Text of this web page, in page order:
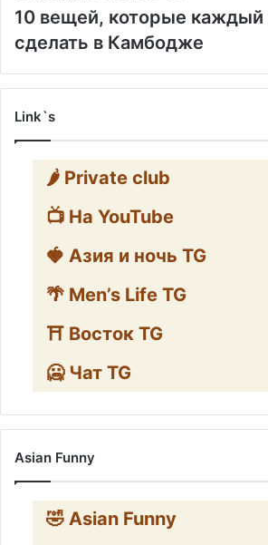
10 вещей, которые
сделать в Камбодже
Link`s
🌶️ Private club
📺 На YouTube
🍓 Азия и ночь TG
🌴 Men’s Life TG
⛩️ Восток TG
🥶 Чат TG
Asian Funny
🤣 Asian Funny